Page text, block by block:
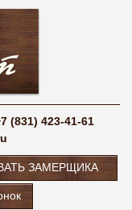
(831) 423-41-61
ЗАМЕРЩИКА